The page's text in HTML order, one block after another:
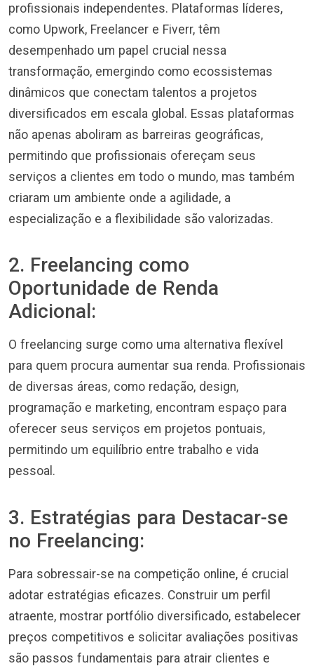
profissionais independentes. Plataformas líderes,
como Upwork, Freelancer e Fiverr, têm
desempenhado um papel crucial nessa
transformação, emergindo como ecossistemas
dinâmicos que conectam talentos a projetos
diversificados em escala global. Essas plataformas
não apenas aboliram as barreiras geográficas,
permitindo que profissionais ofereçam seus
serviços a clientes em todo o mundo, mas também
criaram um ambiente onde a agilidade, a
especialização e a flexibilidade são valorizadas.
2. Freelancing como
Oportunidade de Renda
Adicional:
O freelancing surge como uma alternativa flexível
para quem procura aumentar sua renda. Profissionais
de diversas áreas, como redação, design,
programação e marketing, encontram espaço para
oferecer seus serviços em projetos pontuais,
permitindo um equilíbrio entre trabalho e vida
pessoal.
3. Estratégias para Destacar-se
no Freelancing:
Para sobressair-se na competição online, é crucial
adotar estratégias eficazes. Construir um perfil
atraente, mostrar portfólio diversificado, estabelecer
preços competitivos e solicitar avaliações positivas
são passos fundamentais para atrair clientes e